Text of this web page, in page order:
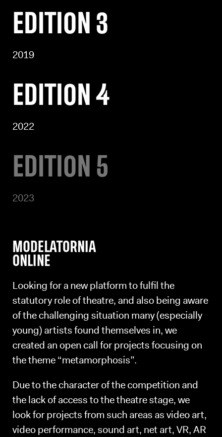
EDITION 3
2019
EDITION 4
2022
EDITION 5
2023
MODELATORNIA
ONLINE
Looking for a new platform to fulfil the
statutory role of theatre, and also being aware
of the challenging situation many (especially
young) artists found themselves in, we
created an open call for projects focusing on
the theme “metamorphosis”.
Due to the character of the competition and
the lack of access to the theatre stage, we
look for projects from such areas as video art,
video performance, sound art, net art, VR, AR